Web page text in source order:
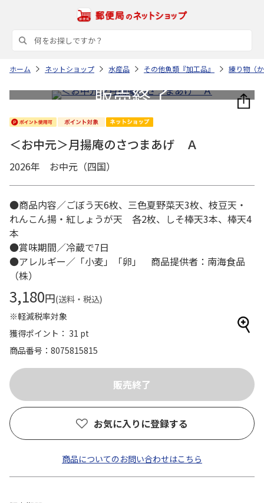
ホーム ネットショップ 水産品 その他魚類『加工品』 練り物（
＜お中元＞月揚庵のさつまあげ Ａ
2026年 お中元（四国）
●商品内容／ごぼう天6枚、三色夏野菜天3枚、枝豆天・
れんこん揚・紅しょうが天 各2枚、しそ棒天3本、棒天4
本
●賞味期間／冷蔵で7日
●アレルギー／「小麦」「卵」 商品提供者：南海食品
（株）
3,180円(送料・税込)
※軽減税率対象
獲得ポイント： 31 pt
商品番号
8075815815
お気に入りに登録する
商品についてのお問い合わせはこちら